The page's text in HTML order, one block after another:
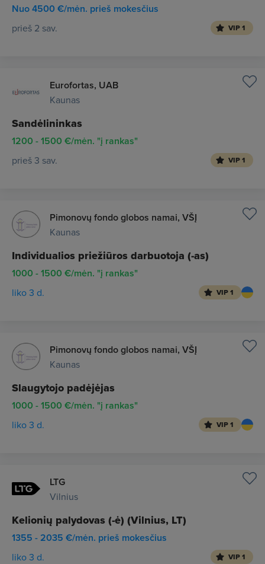
Nuo 4500 €/mėn. prieš mokesčius
prieš 2 sav. VIP 1
Eurofortas, UAB
Kaunas
Sandėlininkas
1200 - 1500 €/mėn. "į rankas"
prieš 3 sav. VIP 1
Pimonovų fondo globos namai, VŠĮ
Kaunas
Individualios priežiūros darbuotoja (-as)
1000 - 1500 €/mėn. "į rankas"
liko 3 d. VIP 1
Pimonovų fondo globos namai, VŠĮ
Kaunas
Slaugytojo padėjėjas
1000 - 1500 €/mėn. "į rankas"
liko 3 d. VIP 1
LTG
Vilnius
Kelionių palydovas (-ė) (Vilnius, LT)
1355 - 2035 €/mėn. prieš mokesčius
liko 3 d. VIP 1